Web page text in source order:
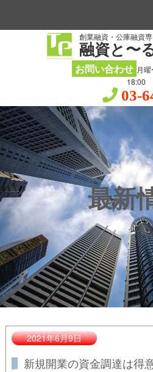
創業融資・公庫融資
融資と〜
お問い合わせ 月
18:00
03-
最新
2021年6月9日
新規開業の資金調達は得意